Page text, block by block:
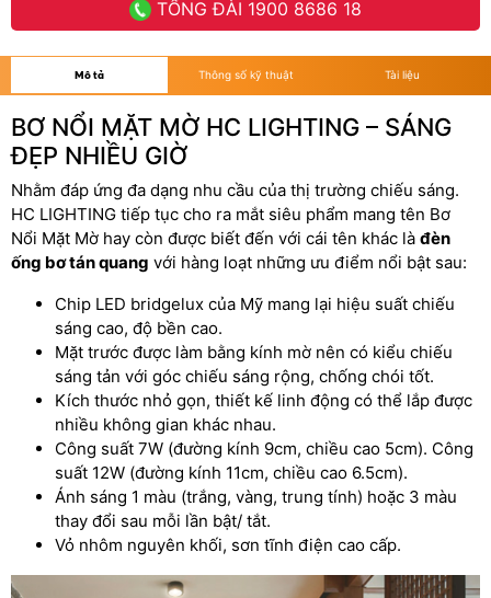
TỔNG ĐÀI 1900 8686 18
Mô tả Thông số kỹ thuật Tài liệu
BƠ NỔI MẶT MỜ HC LIGHTING – SÁNG
ĐẸP NHIỀU GIỜ
Nhằm đáp ứng đa dạng nhu cầu của thị trường chiếu sáng.
HC LIGHTING tiếp tục cho ra mắt siêu phẩm mang tên Bơ
Nổi Mặt Mờ hay còn được biết đến với cái tên khác là đèn
ống bơ tán quang với hàng loạt những ưu điểm nổi bật sau:
Chip LED bridgelux của Mỹ mang lại hiệu suất chiếu
sáng cao, độ bền cao.
Mặt trước được làm bằng kính mờ nên có kiểu chiếu
sáng tản với góc chiếu sáng rộng, chống chói tốt.
Kích thước nhỏ gọn, thiết kế linh động có thể lắp được
nhiều không gian khác nhau.
Công suất 7W (đường kính 9cm, chiều cao 5cm). Công
suất 12W (đường kính 11cm, chiều cao 6.5cm).
Ánh sáng 1 màu (trắng, vàng, trung tính) hoặc 3 màu
thay đổi sau mỗi lần bật/ tắt.
Vỏ nhôm nguyên khối, sơn tĩnh điện cao cấp.